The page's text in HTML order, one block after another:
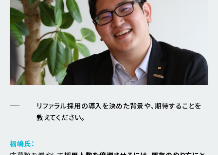
リファラル採用の導入を決めた背景や、期待することを
教えてください。
福嶋氏：